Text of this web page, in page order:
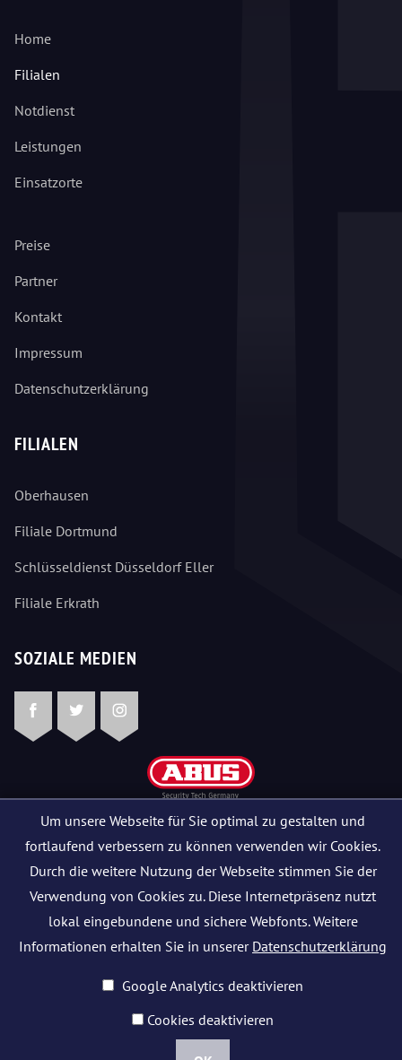
Home
Filialen
Notdienst
Leistungen
Einsatzorte
Preise
Partner
Kontakt
Impressum
Datenschutzerklärung
FILIALEN
Oberhausen
Filiale Dortmund
Schlüsseldienst Düsseldorf Eller
Filiale Erkrath
SOZIALE MEDIEN
FacebookTwitterInstagram
Um unsere Webseite für Sie optimal zu gestalten und
fortlaufend verbessern zu können verwenden wir Cookies.
Durch die weitere Nutzung der Webseite stimmen Sie der
Verwendung von Cookies zu. Diese Internetpräsenz nutzt
lokal eingebundene und sichere Webfonts. Weitere
Informationen erhalten Sie in unserer Datenschutzerklärung
Google Analytics deaktivieren
Cookies deaktivieren